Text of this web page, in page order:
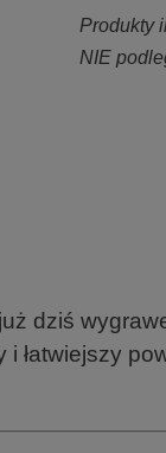
Produkty
NIE
dziś
łatwiejszy